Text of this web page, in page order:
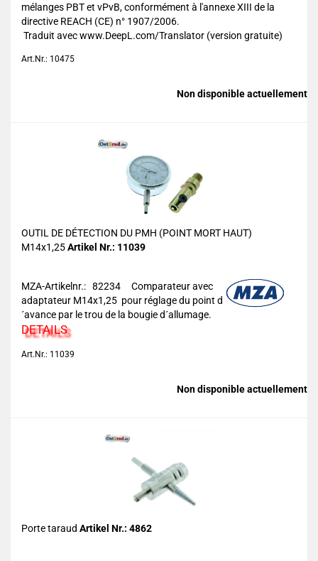
mélanges PBT et vPvB, conformément à l'annexe XIII de la
directive REACH (CE) n° 1907/2006.
Traduit avec www.DeepL.com/Translator (version gratuite)
Art.Nr.: 10475
Non disponible actuellement
OUTIL DE DÉTECTION DU PMH (POINT MORT HAUT)
M14x1,25Artikel Nr.: 11039
MZA-Artikelnr.: 82234
Comparateur avec
adaptateur M14x1,25 pour réglage du point d
´avance par le trou de la bougie d´allumage.
DETAILS
Art.Nr.: 11039
Non disponible actuellement
Porte taraud Artikel Nr.: 4862